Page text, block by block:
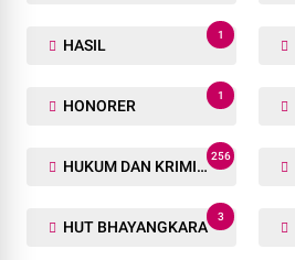
HASIL
1
HONORER
1
HUKUM DAN KRIMINAL
256
HUT BHAYANGKARA
3